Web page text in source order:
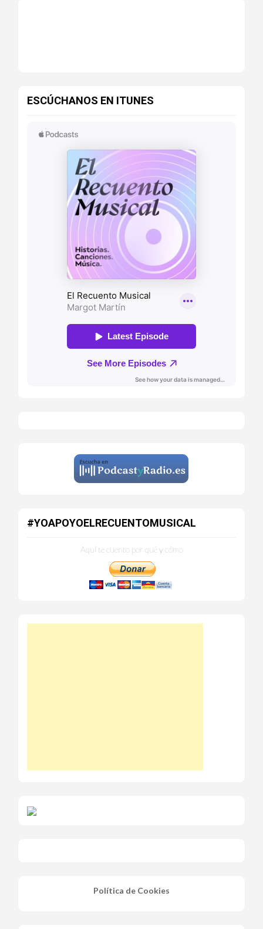
ESCÚCHANOS EN ITUNES
#YOAPOYOELRECUENTOMUSICAL
Aquí te cuento por qué y cómo
Política de Cookies